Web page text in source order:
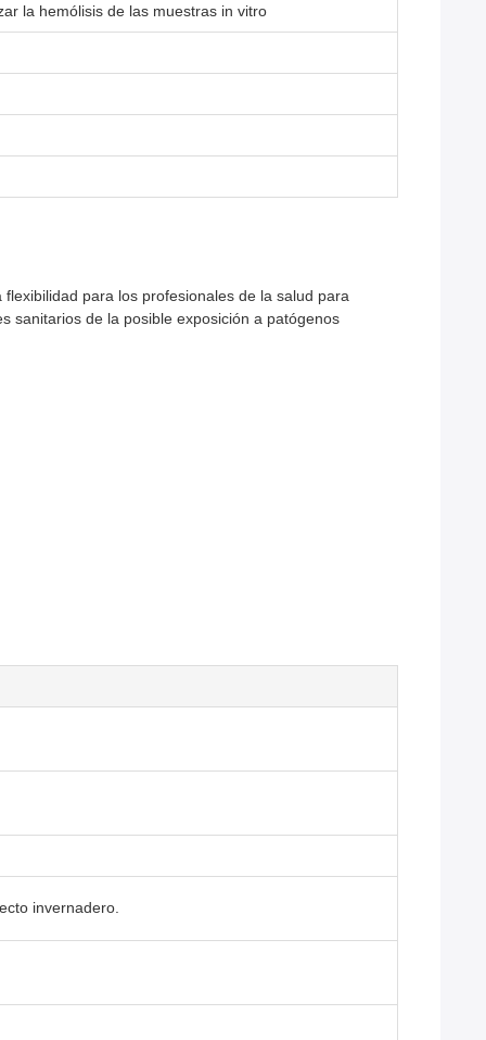
la hemólisis de las muestras in vitro
para los profesionales de la salud para
sanitarios de la posible exposición a patógenos
invernadero.